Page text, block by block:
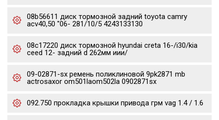
08b56611 диск тормозной задний toyota camry
acv40,50 "06- 281/10/5 4243133130
08c17220 диск тормозной hyundai creta 16-/i30/kia
ceed 12- задний d 262мм иии/
09-02871-sx ремень поликлиновой 9pk2871 mb
actrosaxor om501laom502la 0902871sx
092.750 прокладка крышки привода грм vag 1.4 / 1.6